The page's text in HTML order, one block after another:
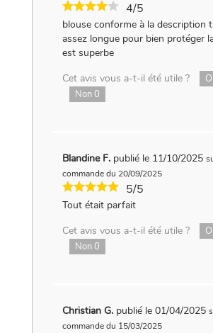
4/5
blouse conforme à la description
assez longue pour bien protéger
est superbe
Cet avis vous a-t-il été utile ?
Non0
Blandine F. publié le 11/10/2025
commande du 20/09/2025
5/5
Tout était parfait
Cet avis vous a-t-il été utile ?
Non0
Christian G. publié le 01/04/2025
commande du 15/03/2025